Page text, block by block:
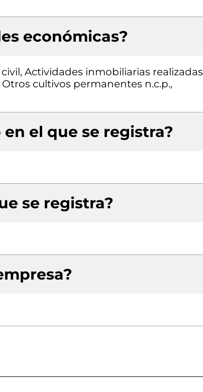
económicas?
Actividades inmobiliarias
cultivos permanentes n.c.p.,
el que se registra?
se registra?